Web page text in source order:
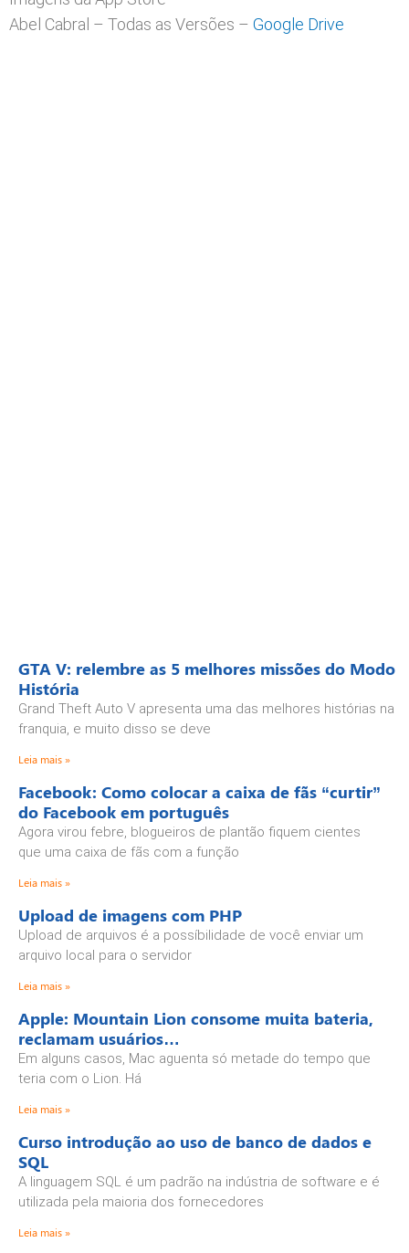
Abel Cabral – Todas as Versões – Google Drive
GTA V: relembre as 5 melhores missões do Modo
História
Grand Theft Auto V apresenta uma das melhores histórias na
franquia, e muito disso se deve
Leia mais »
Facebook: Como colocar a caixa de fãs “curtir”
do Facebook em português
Agora virou febre, blogueiros de plantão fiquem cientes
que uma caixa de fãs com a função
Leia mais »
Upload de imagens com PHP
Upload de arquivos é a possíbilidade de você enviar um
arquivo local para o servidor
Leia mais »
Apple: Mountain Lion consome muita bateria,
reclamam usuários…
Em alguns casos, Mac aguenta só metade do tempo que
teria com o Lion. Há
Leia mais »
Curso introdução ao uso de banco de dados e
SQL
A linguagem SQL é um padrão na indústria de software e é
utilizada pela maioria dos fornecedores
Leia mais »